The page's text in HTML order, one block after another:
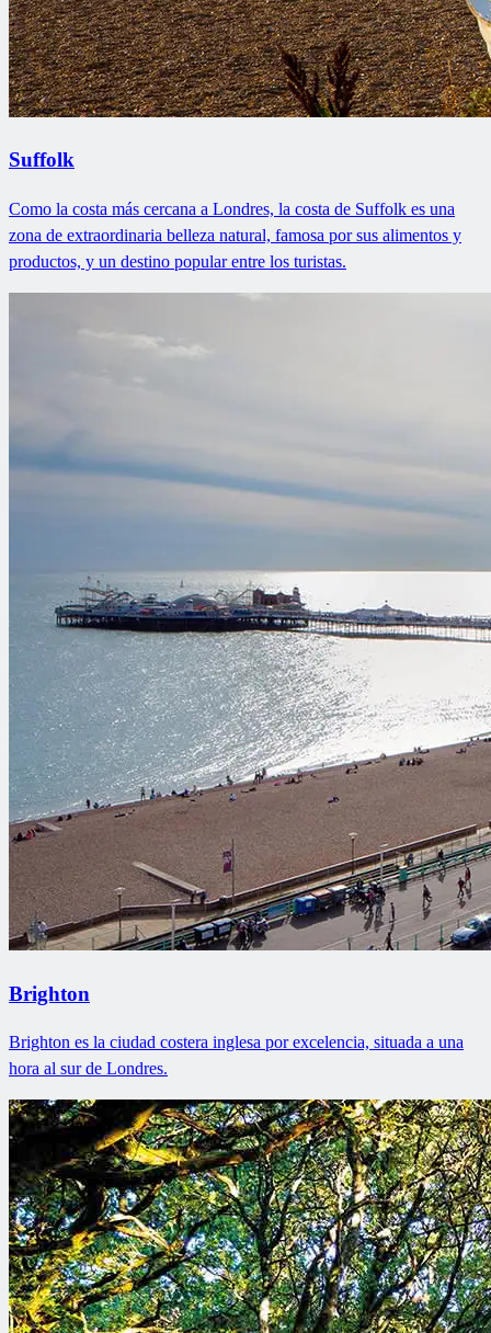
Suffolk
Como la costa más cercana a Londres, la costa de Suffolk es una
zona de extraordinaria belleza natural, famosa por sus alimentos y
productos, y un destino popular entre los turistas.
Brighton
Brighton es la ciudad costera inglesa por excelencia, situada a una
hora al sur de Londres.